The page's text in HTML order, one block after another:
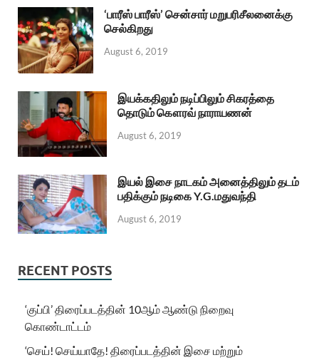
‘பாரீஸ் பாரீஸ்’ சென்சார் மறுபரிசீலனைக்கு
செல்கிறது
August 6, 2019
இயக்கதிலும் நடிப்பிலும் சிகரத்தை
தொடும் கௌரவ் நாராயணன்
August 6, 2019
இயல் இசை நாடகம் அனைத்திலும் தடம்
பதிக்கும் நடிகை Y.G.மதுவந்தி
August 6, 2019
RECENT POSTS
‘குப்பி’ திரைப்படத்தின் 10ஆம் ஆண்டு நிறைவு
கொண்டாட்டம்
‘செய்! செய்யாதே! திரைப்படத்தின் இசை மற்றும்